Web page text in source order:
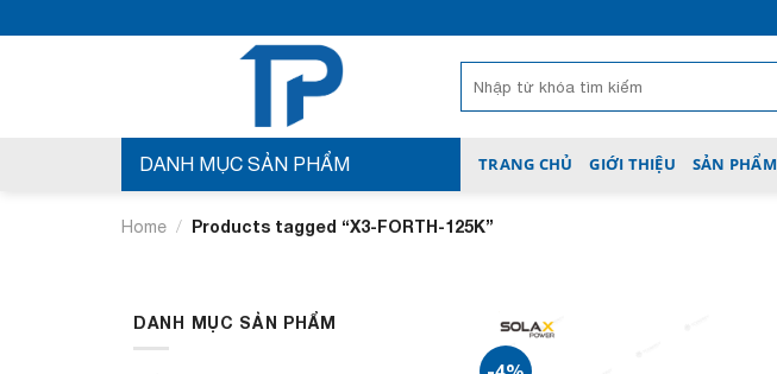
qua
for:
DANH MỤC SẢN PHẨM TRANG CHỦ GIỚI THIỆU SẢN PHẨM
Home / Products tagged “X3-FORTH-125K”
DANH MỤC SẢN PHẨM